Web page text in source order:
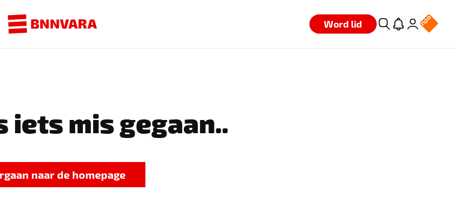
Word lid
iets mis gegaan..
naar de homepage